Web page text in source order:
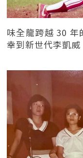
味全龍跨越 30 年
幸到新世代李凱威